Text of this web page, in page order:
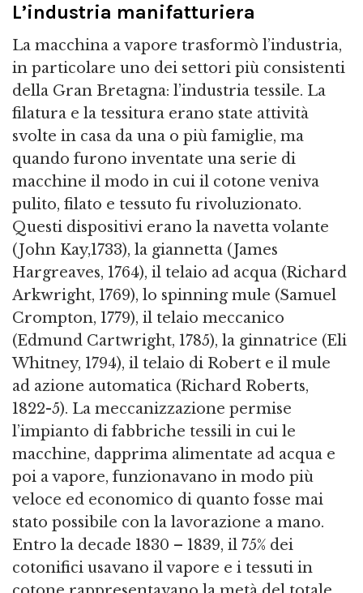
L’industria manifatturiera
La macchina a vapore trasformò l’industria,
in particolare uno dei settori più consistenti
della Gran Bretagna: l’industria tessile. La
filatura e la tessitura erano state attività
svolte in casa da una o più famiglie, ma
quando furono inventate una serie di
macchine il modo in cui il cotone veniva
pulito, filato e tessuto fu rivoluzionato.
Questi dispositivi erano la navetta volante
(John Kay,1733), la giannetta (James
Hargreaves, 1764), il telaio ad acqua (Richard
Arkwright, 1769), lo spinning mule (Samuel
Crompton, 1779), il telaio meccanico
(Edmund Cartwright, 1785), la ginnatrice (Eli
Whitney, 1794), il telaio di Robert e il mule
ad azione automatica (Richard Roberts,
1822-5). La meccanizzazione permise
l’impianto di fabbriche tessili in cui le
macchine, dapprima alimentate ad acqua e
poi a vapore, funzionavano in modo più
veloce ed economico di quanto fosse mai
stato possibile con la lavorazione a mano.
Entro la decade 1830 – 1839, il 75% dei
cotonifici usavano il vapore e i tessuti in